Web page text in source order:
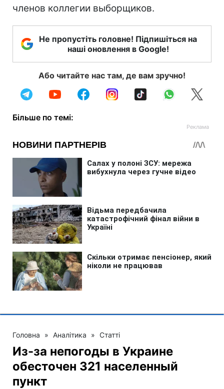
членов коллегии выборщиков.
Не пропустіть головне! Підпишіться на
наші оновлення в Google!
Або читайте нас там, де вам зручно!
Більше по темі:
Головна » Аналітика » Статті
Из-за непогоды в Украине
обесточен 321 населенный
пункт